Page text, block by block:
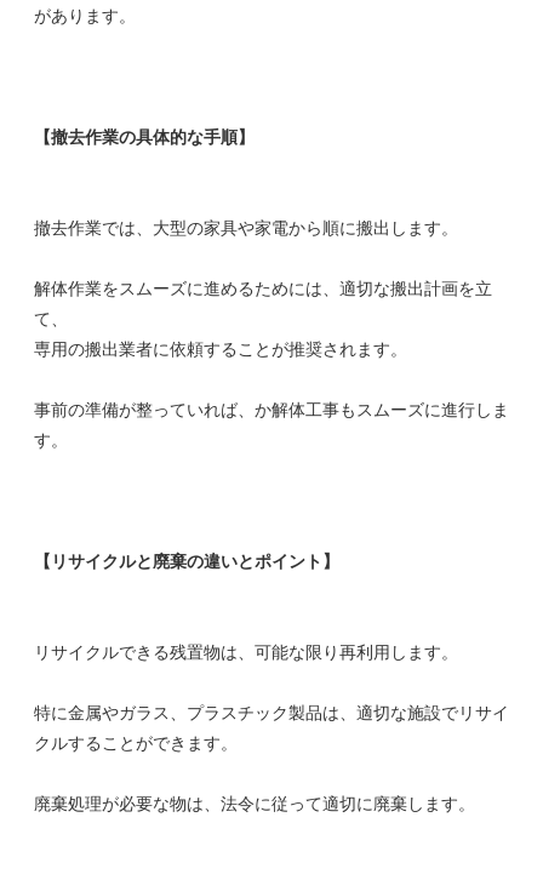
があります。
【撤去作業の具体的な手順】
撤去作業では、大型の家具や家電から順に搬出します。
解体作業をスムーズに進めるためには、適切な搬出計画を立
て、
専用の搬出業者に依頼することが推奨されます。
事前の準備が整っていれば、か解体工事もスムーズに進行しま
す。
【リサイクルと廃棄の違いとポイント】
リサイクルできる残置物は、可能な限り再利用します。
特に金属やガラス、プラスチック製品は、適切な施設でリサイ
クルすることができます。
廃棄処理が必要な物は、法令に従って適切に廃棄します。